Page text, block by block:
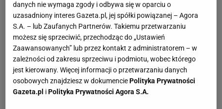
danych nie wymaga zgody i odbywa się w oparciu o
uzasadniony interes Gazeta.pl, jej spółki powiązanej – Agora
S.A. – lub Zaufanych Partnerów. Takiemu przetwarzaniu
możesz się sprzeciwić, przechodząc do „Ustawień
Zaawansowanych” lub przez kontakt z administratorem – w
zależności od zakresu sprzeciwu i podmiotu, wobec którego
jest kierowany. Więcej informacji o przetwarzaniu danych
osobowych znajdziesz w dokumenciePolityka Prywatności
Gazeta.pl iPolityka Prywatności Agora S.A.